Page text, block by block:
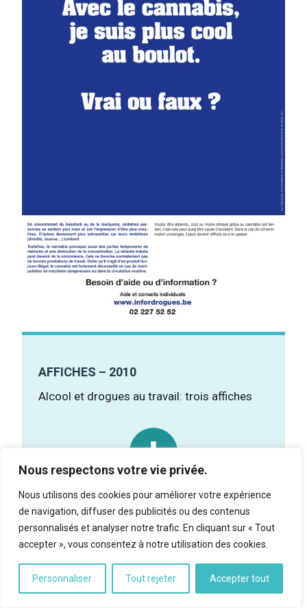
Nous respectons votre vie privée.
Nous utilisons des cookies pour améliorer votre expérience
de navigation, diffuser des publicités ou des contenus
personnalisés et analyser notre trafic. En cliquant sur « Tout
accepter », vous consentez à notre utilisation des cookies.
Personnaliser Tout rejeter Accepter tout
AFFICHES – 2010
Alcool et drogues au travail: trois affiches